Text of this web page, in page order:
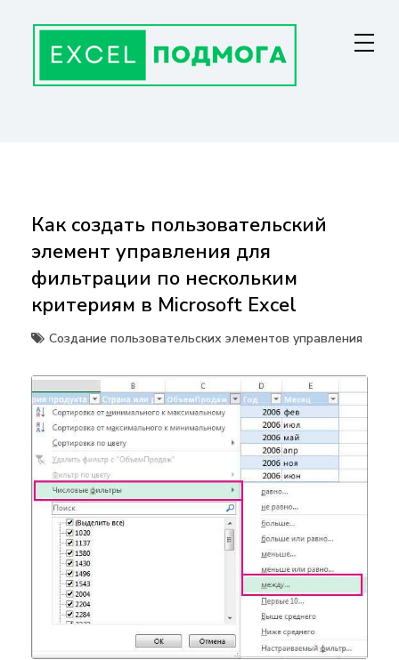
содержанию
Как создать пользовательский
элемент управления для
фильтрации по нескольким
критериям в Microsoft Excel
Создание пользовательских элементов управления